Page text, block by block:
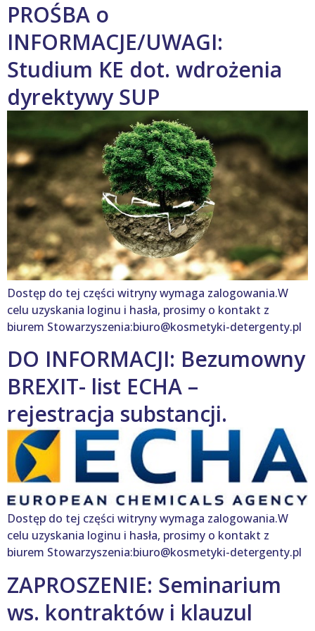
PROŚBA o
INFORMACJE/UWAGI:
Studium KE dot. wdrożenia
dyrektywy SUP
Dostęp do tej części witryny wymaga zalogowania.W
celu uzyskania loginu i hasła, prosimy o kontakt z
biurem Stowarzyszenia:biuro@kosmetyki-detergenty.pl
DO INFORMACJI: Bezumowny
BREXIT- list ECHA –
rejestracja substancji.
Dostęp do tej części witryny wymaga zalogowania.W
celu uzyskania loginu i hasła, prosimy o kontakt z
biurem Stowarzyszenia:biuro@kosmetyki-detergenty.pl
ZAPROSZENIE: Seminarium
ws. kontraktów i klauzul